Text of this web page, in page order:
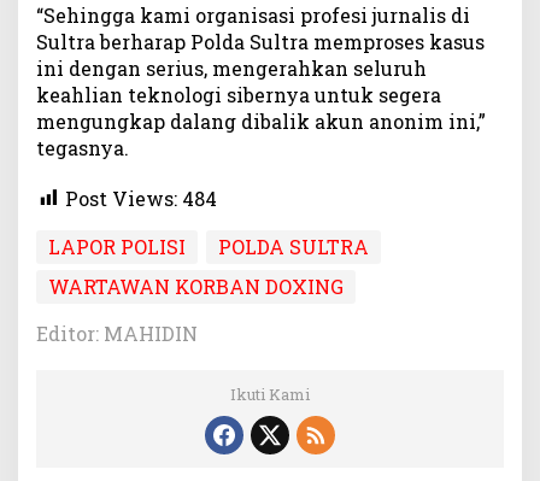
“Sehingga kami organisasi profesi jurnalis di
Sultra berharap Polda Sultra memproses kasus
ini dengan serius, mengerahkan seluruh
keahlian teknologi sibernya untuk segera
mengungkap dalang dibalik akun anonim ini,”
tegasnya.
Post Views: 484
LAPOR POLISI
POLDA SULTRA
WARTAWAN KORBAN DOXING
Editor: MAHIDIN
Ikuti Kami